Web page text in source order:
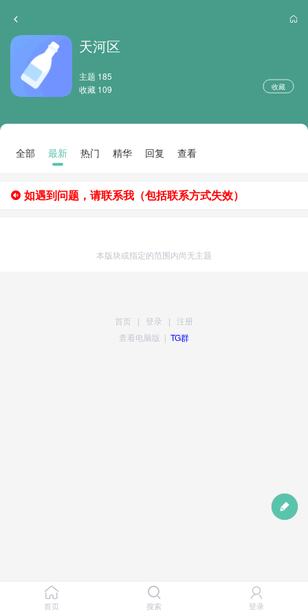
天河区
主题 185
收藏 109
收藏
全部 最新 热门 精华 回复 查看
如遇到问题，请联系我（包括联系方式失效）
本版块或指定的范围内尚无主题
首页 搜索 登录
首页 | 登录 | 注册
查看电脑版 | TG群